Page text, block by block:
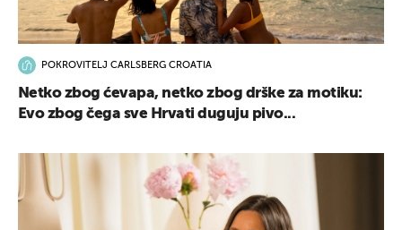
POKROVITELJ CARLSBERG CROATIA
Netko zbog ćevapa, netko zbog drške za motiku:
Evo zbog čega sve Hrvati duguju pivo...